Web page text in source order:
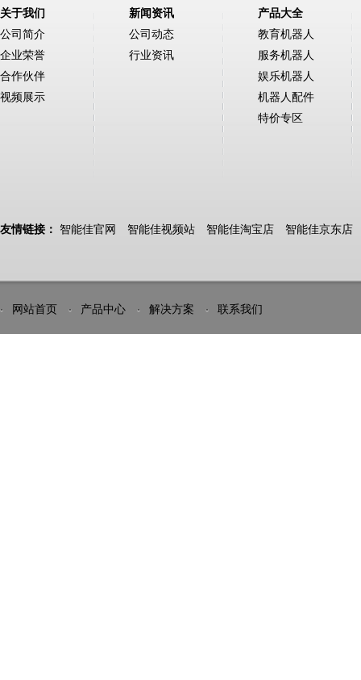
关于我们
公司简介
企业荣誉
合作伙伴
视频展示
新闻资讯
公司动态
行业资讯
产品大全
教育机器人
服务机器人
娱乐机器人
机器人配件
特价专区
友情链接： 智能佳官网 智能佳视频站 智能佳淘宝店 智能佳京东店
网站首页 产品中心 解决方案 联系我们